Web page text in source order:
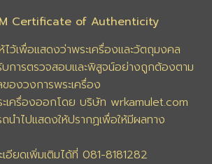
Certificate of Authenticity
ว้เพื่อแสดงว่าพระเครื่องและวัตถุมงคล
บการตรวจสอบและพิสูจน์อย่างถูกต้องตาม
องวงการพระเครื่อง
เครื่องออกโดย บริษัท wrkamulet.com
นำไปแสดงให้ปรากฏเพื่อให้มีผลทาง
อียดเพิ่มเติมได้ที่ 081-8181282